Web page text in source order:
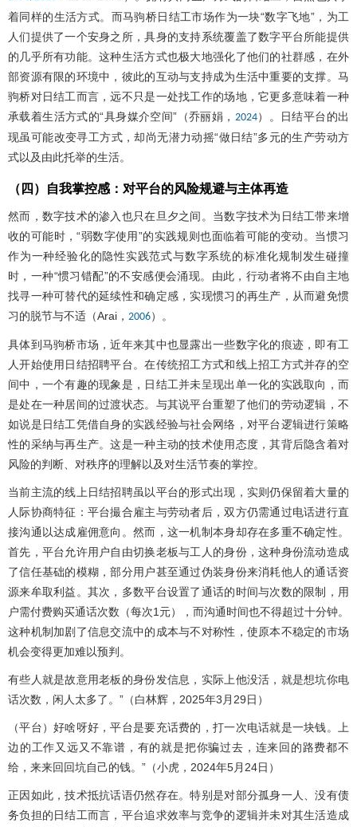
着同样的生活方式。而马驹桥日结工市场作为一块“数字飞地”，为工
人们提供了一个安身之所，具身的支持系统覆盖了数字平台所能提供
的几乎所有功能。这种生活方式也极大地强化了他们的社群感，在外
部资源有限的环境中，彼此的互动与支持成为生活中重要的支撑。马
驹桥对日结工而言，远不只是一处找工作的场地，它更多意味着一种
承载着生活方式的“具身媒介空间”（乔丽娟， 2024）。日结平台的出
现虽可能改变寻工方式，却尚无潜力动摇“做日结”多元的生产劳动方
式以及由此托举的生活。
（四）自我掌控感：对平台的风险规避与主体再造
然而，数字技术的渗入也只在旦夕之间。当数字技术为日结工带来增
收的可能时，“弱数字使用”的实践规则也面临着可能的变动。当惯习
作为一种经验化的隐性实践范式与数字系统的标准化规制发生碰撞
时，一种“惯习错配”的不安感便会涌现。由此，行动者将不由自主地
找寻一种可替代的延续性和确定感，实现惯习的再生产，从而避免惯
习的脱节与不适（Arai， 2006）。
具体到马驹桥市场，近年来其中也显露出一些数字化的痕迹，即有工
人开始使用日结招聘平台。在传统招工方式和线上招工方式并存的空
间中，一个有趣的现象是，日结工并未呈现出单一化的实践取向，而
是处在一种居间的过渡状态。与其说平台重塑了他们的劳动逻辑，不
如说是日结工凭借自身的实践经验与社会网络，对平台逻辑进行策略
性的采纳与再生产。这是一种主动的技术使用态度，其背后隐含着对
风险的判断、对秩序的理解以及对生活节奏的掌控。
当前主流的线上日结招聘虽以平台的形式出现，实则仍保留着大量的
人际协商特征：平台撮合雇主与劳动者后，双方仍需通过电话进行直
接沟通以达成雇佣意向。然而，这一机制本身却存在多重不确定性。
首先，平台允许用户自由切换老板与工人的身份，这种身份流动造成
了信任基础的模糊，部分用户甚至通过伪装身份来消耗他人的通话资
源来牟取利益。其次，多数平台设置了通话的时间与次数的限制，用
户需付费购买通话次数（每次1元），而沟通时间也不得超过十分钟。
这种机制加剧了信息交流中的成本与不对称性，使原本不稳定的市场
机会变得更加难以预判。
有些人就是故意用老板的身份发信息，实际上他没活，就是想坑你电
话次数，闲人太多了。”（白林辉，2025年3月29日）
（平台）好啥呀好，平台是要充话费的，打一次电话就是一块钱。上
边的工作又远又不靠谱，有的就是把你骗过去，连来回的路费都不
给，来来回回坑自己的钱。”（小虎，2024年5月24日）
正因如此，技术抵抗话语仍然存在。特别是对部分孤身一人、没有债
务负担的日结工而言，平台追求效率与竞争的逻辑并未对其生活造成